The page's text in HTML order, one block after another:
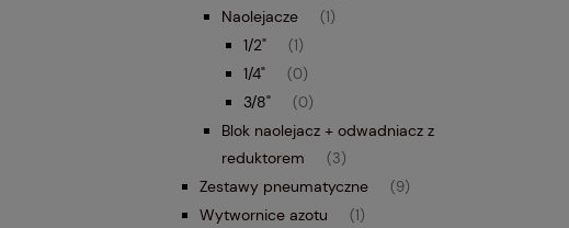
Naolejacze (1)
1/2" (1)
1/4" (0)
3/8" (0)
Blok naolejacz + odwadniacz z
reduktorem
(3)
Zestawy pneumatyczne (9)
Wytwornice azotu (1)